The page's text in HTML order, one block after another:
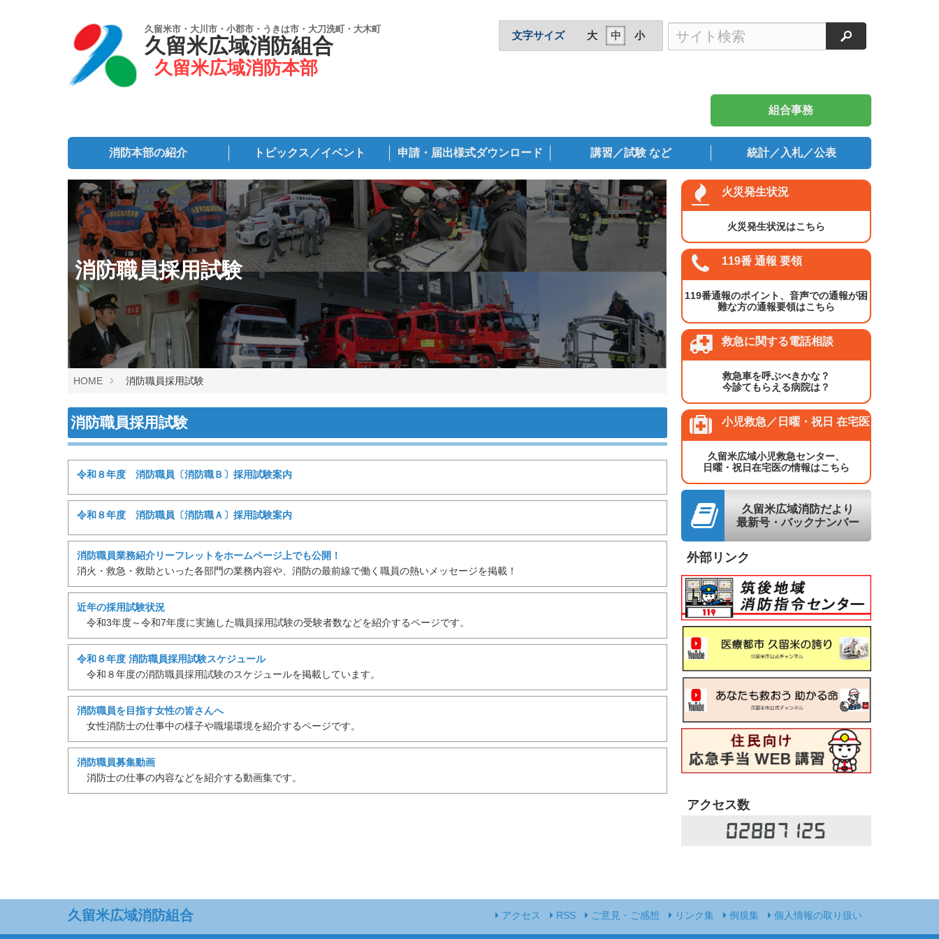
久留米市・大川市・小郡市・うきは市・大刀洗町・大木町
久留米広域消防組合
久留米広域消防本部
文字サイズ 大 中 小 検索
組合事務
消防本部の紹介 トピックス／イベント 申請・届出様式ダウンロード 講習／試験 など 統計／入札／公表
消防職員採用試験
HOME 消防職員採用試験
消防職員採用試験
令和８年度 消防職員〔消防職Ｂ〕採用試験案内
令和８年度 消防職員〔消防職Ａ〕採用試験案内
消防職員業務紹介リーフレットをホームページ上でも公開！
消火・救急・救助といった各部門の業務内容や、消防の最前線で働く職員の熱いメッセージを掲載！
近年の採用試験状況
令和3年度～令和7年度に実施した職員採用試験の受験者数などを紹介するページです。
令和８年度 消防職員採用試験スケジュール
令和８年度の消防職員採用試験のスケジュールを掲載しています。
消防職員を目指す女性の皆さんへ
女性消防士の仕事中の様子や職場環境を紹介するページです。
消防職員募集動画
消防士の仕事の内容などを紹介する動画集です。
火災発生状況
火災発生状況はこちら
119番 通報 要領
119番通報のポイント、音声での通報が困
難な方の通報要領はこちら
救急に関する電話相談
救急車を呼ぶべきかな？
今診てもらえる病院は？
小児救急／日曜・祝日 在宅医
久留米広域小児救急センター、
日曜・祝日在宅医の情報はこちら
久留米広域消防だより
最新号・バックナンバー
外部リンク
アクセス数
02887125
久留米広域消防組合 アクセス RSS ご意見・ご感想 リンク集 例規集 個人情報の取り扱い